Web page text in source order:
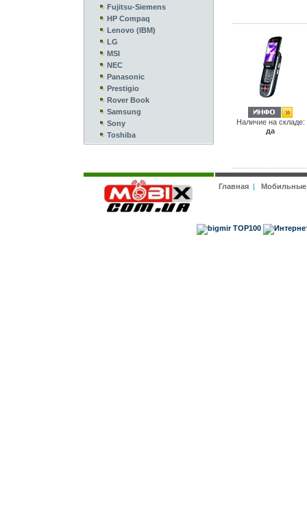
Fujitsu-Siemens
HP Compaq
Lenovo (IBM)
LG
MSI
NEC
Panasonic
Prestigio
Rover Book
Samsung
Sony
Toshiba
Наличие на складе:
да
Главная|